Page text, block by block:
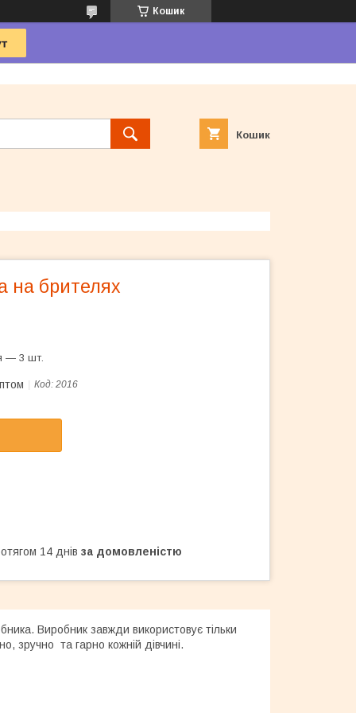
Кошик
Кошик
на брителях
— 3 шт.
Код: 2016
14 днів за домовленістю
Виробник завжди використовує тільки
зручно та гарно кожній дівчині.